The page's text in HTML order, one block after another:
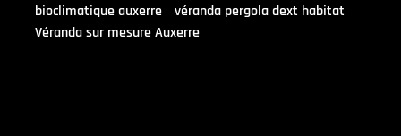
bioclimatique auxerre
véranda pergola dext habitat
Véranda sur mesure Auxerre